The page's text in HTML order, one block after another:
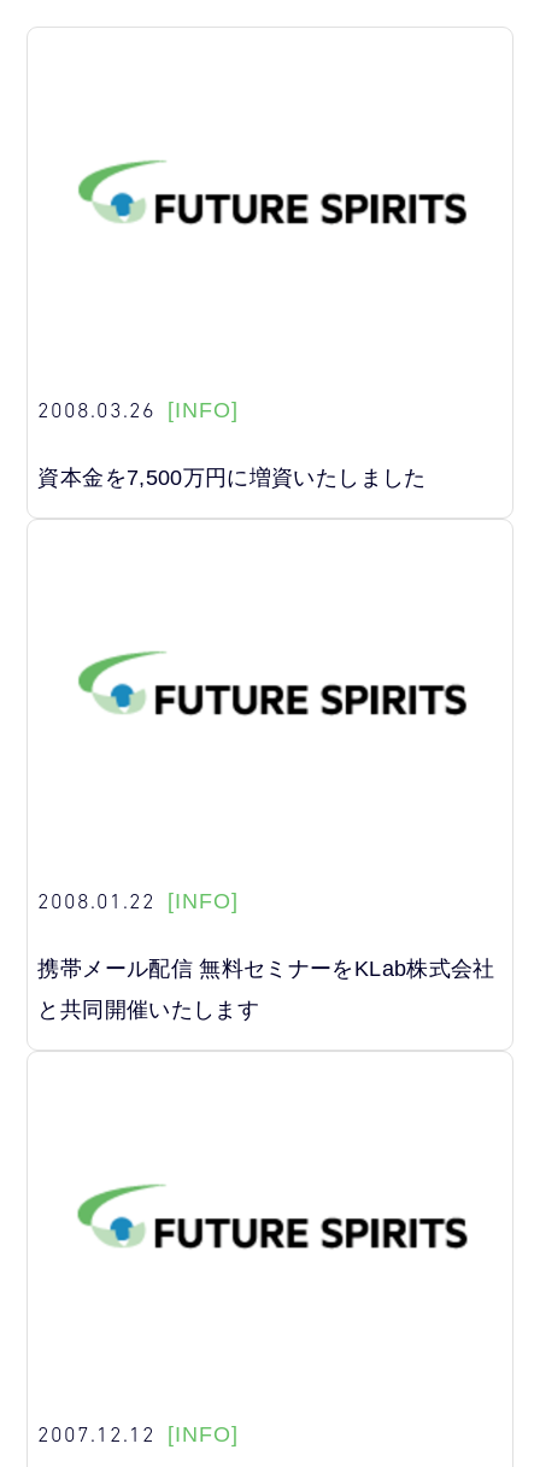
2008.03.26 [INFO]
資本金を7,500万円に増資いたしました
2008.01.22 [INFO]
携帯メール配信 無料セミナーをKLab株式会社
と共同開催いたします
2007.12.12 [INFO]